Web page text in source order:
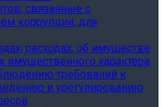
связанные с
коррупции, для
расходах, об имуществе
имущественного характера
требований к
и урегулированию